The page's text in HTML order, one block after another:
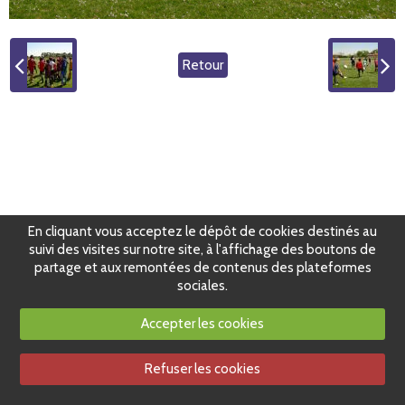
Retour
En cliquant vous acceptez le dépôt de cookies destinés au
suivi des visites sur notre site, à l'affichage des boutons de
partage et aux remontées de contenus des plateformes
sociales.
Accepter les cookies
Refuser les cookies